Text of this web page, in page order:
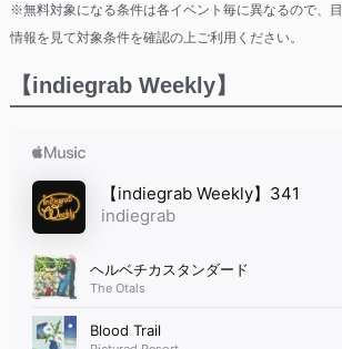
※無料対象になる条件は各イベント毎に異なるので、
情報を見て対象条件を確認の上ご利用ください。
【indiegrab Weekly】